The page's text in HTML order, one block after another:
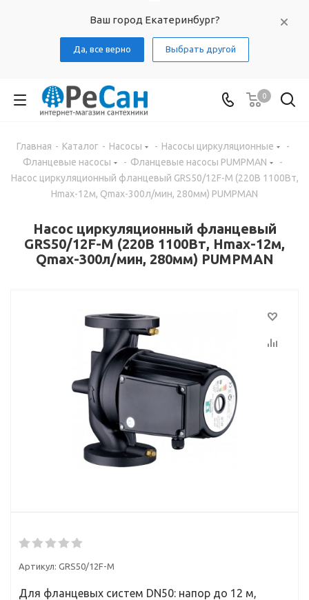
Ваш город Екатеринбург?
Да, все верно Выбрать другой
0
Главная - Каталог - Насосы - Насосы циркуляционные
-
Фланцевые насосы
- Фланцевые насосы PUMPMAN
-
Насос циркуляционный фланцевый GRS50/12F-M (220В 1100Вт,
Hmax-12м, Qmax-300л/мин, 280мм) PUMPMAN
Насос циркуляционный фланцевый
GRS50/12F-M (220В 1100Вт, Hmax-12м,
Qmax-300л/мин, 280мм) PUMPMAN
Артикул: GRS50/12F-М
Для фланцевых систем DN50: напор до 12 м,